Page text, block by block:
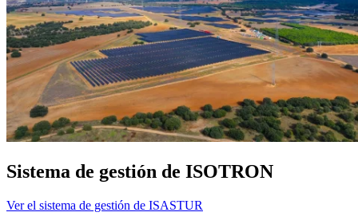
Sistema de gestión de ISOTRON
Ver el sistema de gestión de ISASTUR